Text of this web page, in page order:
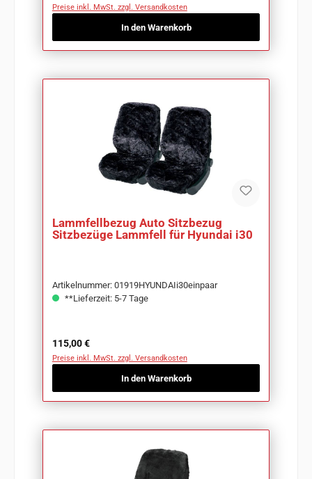
Preise inkl. MwSt. zzgl. Versandkosten
In den Warenkorb
Lammfellbezug Auto Sitzbezug
Sitzbezüge Lammfell für Hyundai i30
Artikelnummer: 01919HYUNDAIi30einpaar
**Lieferzeit: 5-7 Tage
Regulärer Preis:
115,00 €
Preise inkl. MwSt. zzgl. Versandkosten
In den Warenkorb